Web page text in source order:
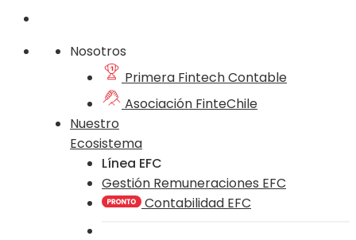
Nosotros
Primera Fintech Contable
Asociación FinteChile
Nuestro
Ecosistema
Línea EFC
Gestión Remuneraciones EFC
Contabilidad EFC